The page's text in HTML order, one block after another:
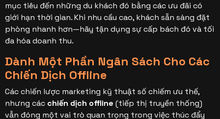
mục tiêu đến những du khách đó bằng các ưu đãi có
giới hạn thời gian. Khi nhu cầu cao, khách sẵn sàng đặt
phòng nhanh hơn—hãy tận dụng sự cấp bách đó và tối
đa hóa doanh thu.
Dành Một Phần Ngân Sách Cho Các
Chiến Dịch Offline
Các chiến lược marketing kỹ thuật số chiếm ưu thế,
nhưng các chiến dịch offline (tiếp thị truyền thống)
vẫn đóng một vai trò quan trọng trong việc thúc đẩy